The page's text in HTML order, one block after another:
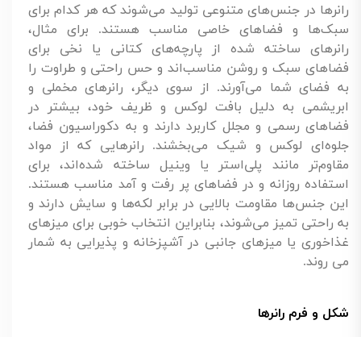
رانرها در جنس‌های متنوعی تولید می‌شوند که هر کدام برای
سبک‌ها و فضاهای خاصی مناسب هستند. برای مثال،
رانرهای ساخته شده از پارچه‌های کتانی یا نخی برای
فضاهای سبک و روشن مناسب‌اند و حس راحتی و طراوت را
به فضای شما می‌آورند. از سوی دیگر، رانرهای مخملی و
ابریشمی به دلیل بافت لوکس و ظریف خود، بیشتر در
فضاهای رسمی و مجلل کاربرد دارند و به دکوراسیون فضا،
جلوه‌ای لوکس و شیک می‌بخشند. رانرهایی که از مواد
مقاوم‌تر مانند پلی‌استر یا وینیل ساخته شده‌اند، برای
استفاده روزانه و در فضاهای پر رفت و آمد مناسب هستند.
این جنس‌ها مقاومت بالایی در برابر لکه‌ها و سایش دارند و
به راحتی تمیز می‌شوند، بنابراین انتخاب خوبی برای میزهای
غذاخوری یا میزهای جانبی در آشپزخانه و پذیرایی به شمار
می روند.
شکل و فرم رانرها